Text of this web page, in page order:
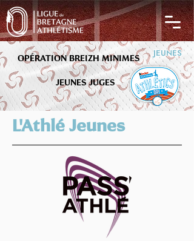
OPÉRATION BREIZH MINIMES JEUNES
JEUNES JUGES
L'Athlé Jeunes